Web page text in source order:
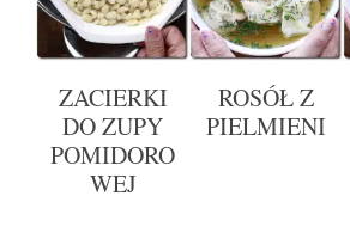
ZACIERKI
DO ZUPY
POMIDORO
WEJ
ROSÓŁ Z
PIELMIENI